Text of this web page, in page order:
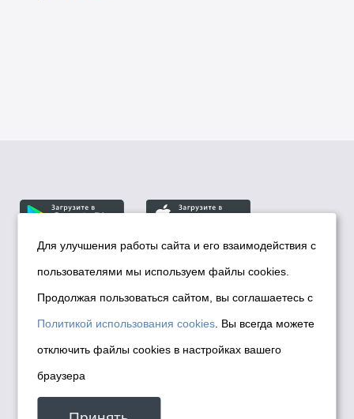
© Департамент информационной политики мэрии
города Новосибирска, 2026
Политика использования Cookies
Политика по обработке персональных
данных в информационных системах
мэрии города Новосибирска
Техническая поддержка сайта -
Для улучшения работы сайта и его взаимодействия с
пользователями мы используем файлы cookies.
Продолжая пользоваться сайтом, вы соглашаетесь с
Политикой использования cookies . Вы всегда можете
отключить файлы cookies в настройках вашего
браузера